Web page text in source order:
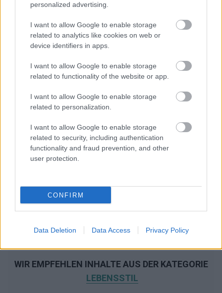
personalized advertising.
I want to allow Google to enable storage
related to analytics like cookies on web or
device identifiers in apps.
I want to allow Google to enable storage
related to functionality of the website or app.
I want to allow Google to enable storage
related to personalization.
I want to allow Google to enable storage
related to security, including authentication
functionality and fraud prevention, and other
user protection.
CONFIRM
Data Deletion Data Access Privacy Policy
WIR EMPFEHLEN INHALTE AUS DER KATEGORIE
LEBENSSTIL